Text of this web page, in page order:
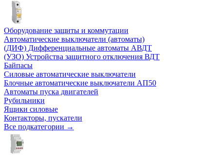
Оборудование защиты и коммутации
Автоматические выключатели (автоматы)
(ДИФ) Дифференциальные автоматы АВДТ
(УЗО) Устройства защитного отключения ВДТ
Байпасы
Силовые автоматические выключатели
Блочные автоматические выключатели АП50
Автоматы пуска двигателей
Рубильники
Ящики силовые
Контакторы, пускатели
Все подкатегории →